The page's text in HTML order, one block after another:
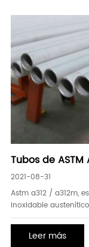
Tubos de ASTM
2021-08-31
Astm a312 / a312m,
inoxidable
frío, que cubren
de tipo soldado
una especificación
Leer más